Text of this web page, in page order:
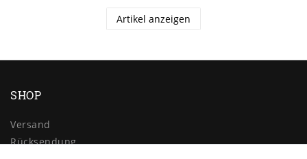
Artikel anzeigen
SHOP
Versand
Rücksendung